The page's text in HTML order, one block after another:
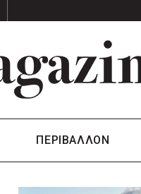
ΠΕΡΙΒΑΛΛΟΝ